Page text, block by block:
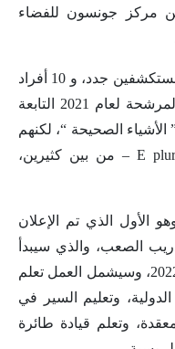
مركز جونسون للفضاء
وقال نيلسون: “نرحب اليوم بعشرة مستكشفين جدد، و 10 أفراد
من جيل أرتميس، فئة رواد الفضاء المرشحة لعام 2021 التابعة
الصحيحة “، لكنهم
معًا يمثلون عقيدة بلدنا: E pluribus unum – من بين كثيرين،
الأول الذي تم الإعلان
من التدريب الصعب، والذي سيبدأ
في مركز جونسون للفضاء في يناير 2022، وسيشمل العمل تعلم
وتعليم السير في
وتعلم قيادة طائرة